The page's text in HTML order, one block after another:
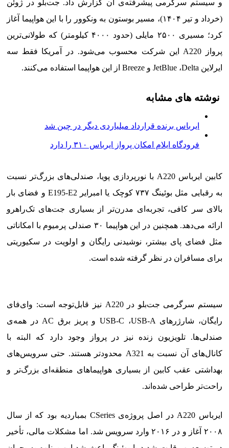
و سیستم سرگرمی پیشرفته‌ی آن گزارش داد. جت‌بلو در ژوئن
(خرداد و تیر ۱۴۰۴)، مسیر بوستون به ونکوور را با این هواپیما آغاز
کرد؛ مسیری ۲۵۰۰ مایلی (حدود ۴۰۰۰ کیلومتر) که طولانی‌ترین
پرواز A220 این شرکت محسوب می‌شود. در آمریکا فقط سه
ایرلاین JetBlue ،Delta و Breeze از این هواپیما استفاده می‌کنند.
نوشته های مشابه
ایرباس برنده قرارداد میلیاردی دیگر در چین شد
فرودگاه ایلام امکان پرواز ایرباس ۳۱۰ را دارد
کابین ایرباس A220 با نورپردازی پویا، صندلی‌های بزرگ‌تر نسبت
به رقبایی مثل بوئینگ ۷۳۷ کوچک یا امبرایر E195-E2 و فضای بار
بالای سر کافی، تجربه‌ای مدرن‌تر از بسیاری جت‌های تک‌راهرو
ارائه می‌دهد. همچنین در این هواپیما ۳۰ صندلی پرمیوم با امکاناتی
مثل فضای پای بیشتر، نوشیدنی رایگان و اولویت در سکیوریتی
برای مسافران در نظر گرفته شده است.
سیستم سرگرمی جت‌بلو در A220 نیز قابل‌توجه است: وای‌فای
رایگان، شارژرهای USB-C ،USB-A و پریز برق AC در همه‌ی
صندلی‌ها. تلویزیون زنده نیز در پرواز وجود دارد که البته با
کانال‌های آن نسبت به A321 محدودتر هستند. حتی سرویس‌های
بهداشتی عقب کابین از بسیاری هواپیماهای منطقه‌ای بزرگ‌تر و
راحت‌تر طراحی شده‌اند.
ایرباس A220 در اصل پروژه‌ی CSeries بمباردیه بود که از سال
۲۰۰۸ آغاز و در ۲۰۱۶ وارد سرویس شد. اما مشکلات مالی، تأخیر